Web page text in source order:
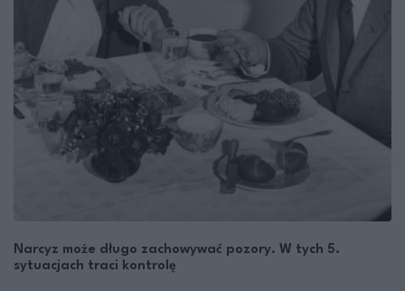
Narcyz może długo zachowywać pozory. W tych 5.
sytuacjach traci kontrolę